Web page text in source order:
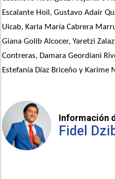
Escalante Hoil, Gustavo Adair
Uicab, Karla María Cabrera
Giana Golib Alcocer, Yaretzi
Contreras, Damara Geordiani
Estefanía Díaz Briceño y Karime
Información
Fidel